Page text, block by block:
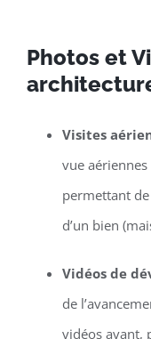
Photos et
Visites
vue
permettant
d’un bien
Vidéos de
de
vidéos avant,